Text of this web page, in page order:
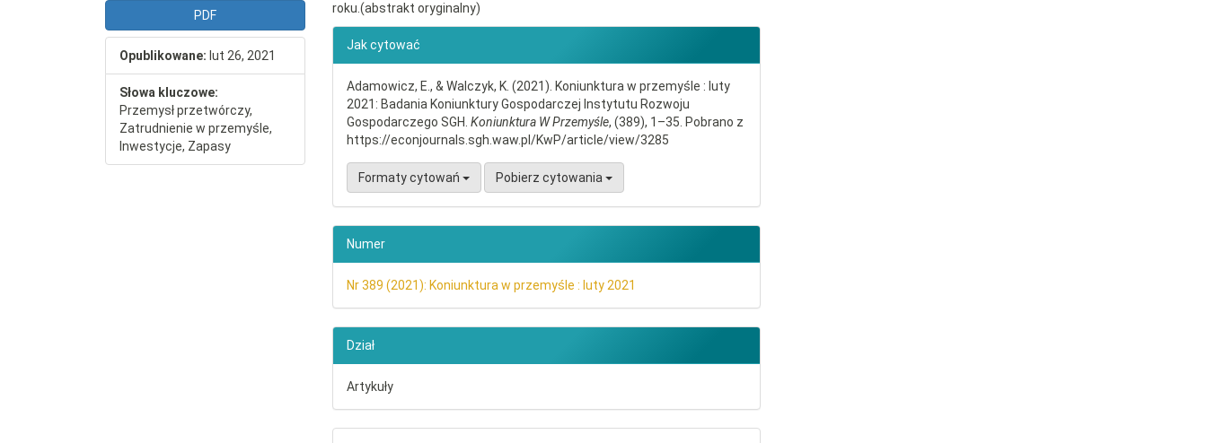
PDF
Opublikowane: lut 26, 2021
Słowa kluczowe:
Przemysł przetwórczy,
Zatrudnienie w przemyśle,
Inwestycje, Zapasy
roku.(abstrakt oryginalny)
##plugins.themes.bootstrap3.article.details##
Jak cytować
Adamowicz, E., & Walczyk, K. (2021). Koniunktura w przemyśle : luty
2021: Badania Koniunktury Gospodarczej Instytutu Rozwoju
Gospodarczego SGH.Koniunktura W Przemyśle, (389), 1–35. Pobrano z
https://econjournals.sgh.waw.pl/KwP/article/view/3285
Formaty cytowań Pobierz cytowania
Numer
Nr 389 (2021): Koniunktura w przemyśle : luty 2021
Dział
Artykuły